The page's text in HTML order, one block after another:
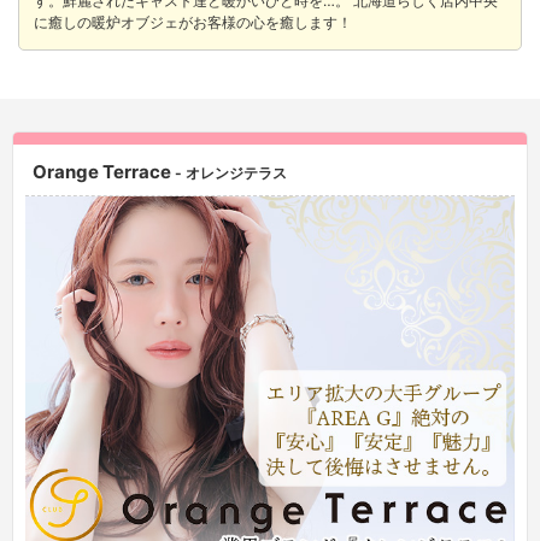
に癒しの暖炉オブジェがお客様の心を癒します！
Orange Terrace - オレンジテラス